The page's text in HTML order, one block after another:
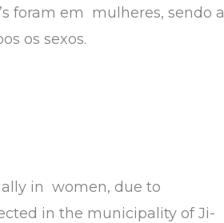
foram em mulheres, sendo a
os sexos.
in women, due to
in the municipality of Ji-